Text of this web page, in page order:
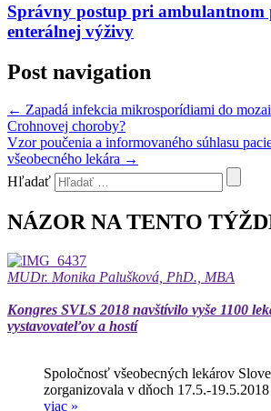
Správny postup pri ambulantnom
enterálnej výživy
Post navigation
← Zapadá infekcia mikrosporídiami do
Crohnovej choroby?
Vzor poučenia a informovaného súhlasu
všeobecného lekára →
Hľadať
NÁZOR NA TENTO
MUDr. Monika Palušková, PhD., MBA
Kongres SVLS 2018 navštívilo vyše 1100
vystavovateľov a hostí
Spoločnosť všeobecných lekárov
zorganizovala v dňoch 17.5.-
viac »